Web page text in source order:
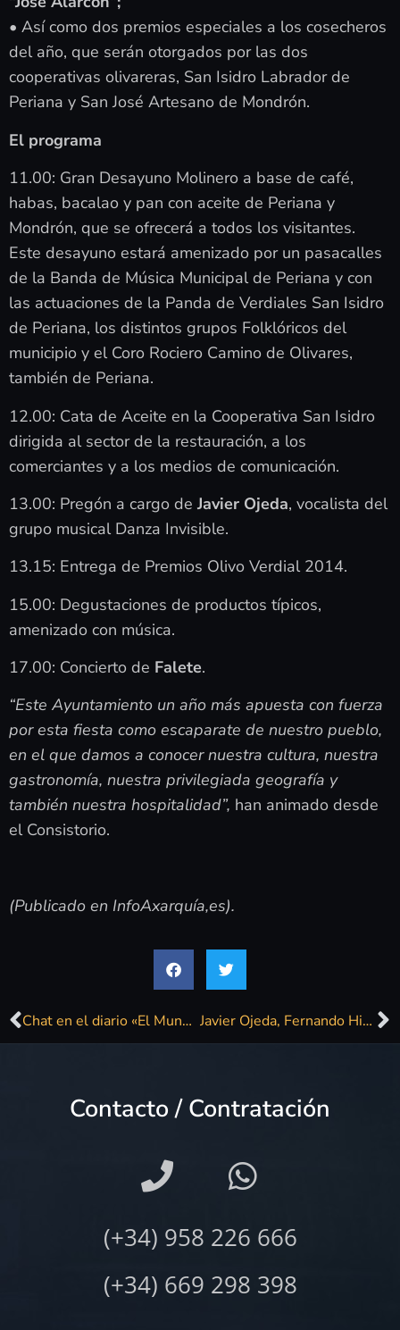
• Así como dos premios especiales a los cosecheros
del año, que serán otorgados por las dos
cooperativas olivareras, San Isidro Labrador de
Periana y San José Artesano de Mondrón.
El programa
11.00: Gran Desayuno Molinero a base de café,
habas, bacalao y pan con aceite de Periana y
Mondrón, que se ofrecerá a todos los visitantes.
Este desayuno estará amenizado por un pasacalles
de la Banda de Música Municipal de Periana y con
las actuaciones de la Panda de Verdiales San Isidro
de Periana, los distintos grupos Folklóricos del
municipio y el Coro Rociero Camino de Olivares,
también de Periana.
12.00: Cata de Aceite en la Cooperativa San Isidro
dirigida al sector de la restauración, a los
comerciantes y a los medios de comunicación.
13.00: Pregón a cargo de Javier Ojeda, vocalista del
grupo musical Danza Invisible.
13.15: Entrega de Premios Olivo Verdial 2014.
15.00: Degustaciones de productos típicos,
amenizado con música.
17.00: Concierto de Falete.
“Este Ayuntamiento un año más apuesta con fuerza
por esta fiesta como escaparate de nuestro pueblo,
en el que damos a conocer nuestra cultura, nuestra
gastronomía, nuestra privilegiada geografía y
también nuestra hospitalidad”, han animado desde
el Consistorio.
(Publicado en InfoAxarquía,es).
Chat en el diario «El Mundo» Javier Ojeda, Fernando Hierro y Celia Villalobos entre los ponentes de las IV Jornadas Internet en el Siglo XXI
Contacto / Contratación
(+34) 958 226 666
(+34) 669 298 398